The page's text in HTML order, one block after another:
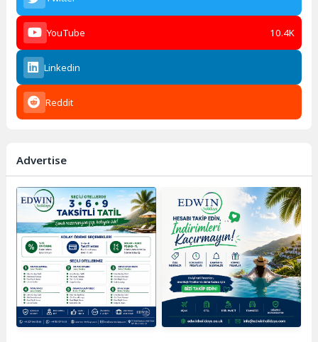
YouTube 10.4K
Linkedin
Reddit
Advertise